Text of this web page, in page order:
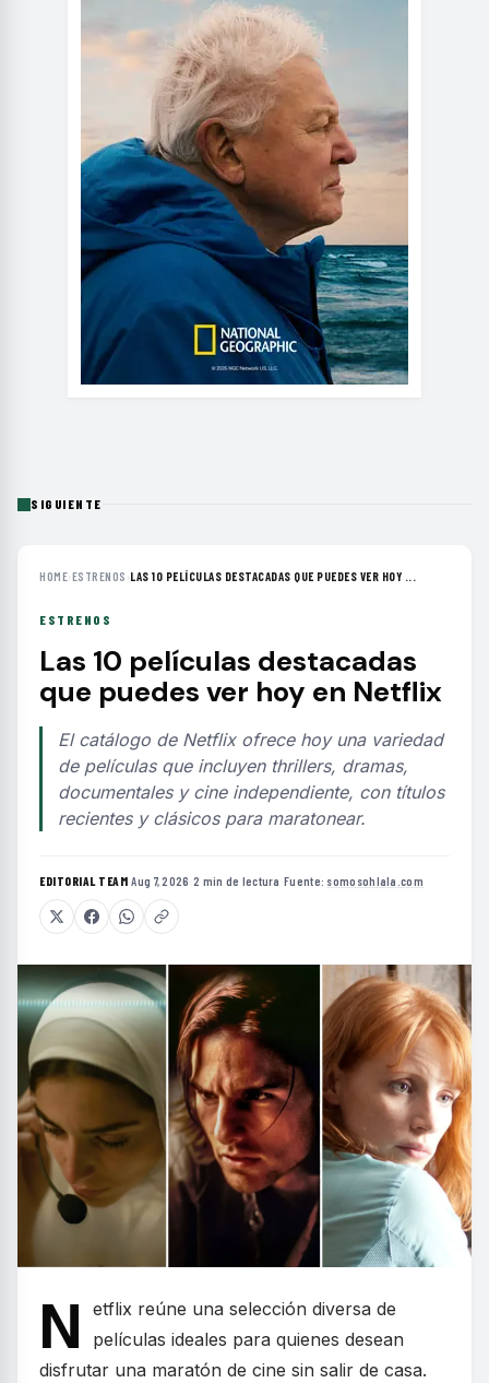
SIGUIENTE
HOME›ESTRENOS ›LAS 10 PELÍCULAS DESTACADAS QUE PUEDES VER HOY ...
ESTRENOS
Las 10 películas destacadas
que puedes ver hoy en Netflix
El catálogo de Netflix ofrece hoy una variedad
de películas que incluyen thrillers, dramas,
documentales y cine independiente, con títulos
recientes y clásicos para maratonear.
EDITORIAL TEAM·Aug 7, 2026 ·2 min de lectura ·Fuente: somosohlala.com
N
etflix reúne una selección diversa de
películas ideales para quienes desean
disfrutar una maratón de cine sin salir de casa.